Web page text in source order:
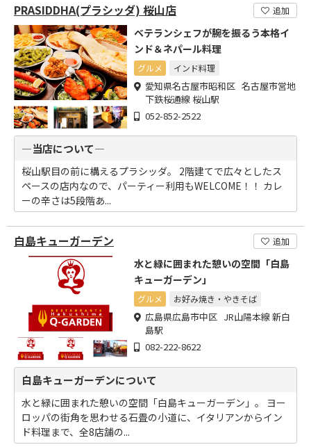
PRASIDDHA(プラシッダ) 桜山店 追加
ベテランシェフが腕を振るう本格イ
ンド＆ネパール料理
グルメ インド料理
愛知県名古屋市昭和区 名古屋市営地
下鉄桜通線 桜山駅
052-852-2522
―当店について―
桜山駅目の前に構えるプラシッダ。 2階建てで広々としたス
ペースの店内なので、パーティー利用もWELCOME！！ カレ
ーの辛さは5段階あ...
白島キューガーデン 追加
水と緑に囲まれた憩いの空間「白島
キューガーデン」
グルメ お好み焼き・やきそば
広島県広島市中区 JR山陽本線 新白
島駅
082-222-8622
白島キューガーデンについて
水と緑に囲まれた憩いの空間「白島キューガーデン」。 ヨー
ロッパの街角を思わせる石畳の小道に、イタリアンからイン
ド料理まで、全8店舗の...